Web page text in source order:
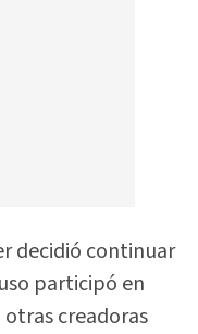
decidió continuar
participó en
creadoras